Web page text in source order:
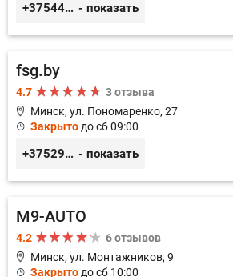
+375444649592 - показать
fsg.by
4.7
3 отзыва
Минск, ул. Пономаренко, 27
Закрыто до сб 09:00
+375291882338 - показать
M9-AUTO
4.2
6 отзывов
Минск, ул. Монтажников, 9
Закрыто до сб 10:00